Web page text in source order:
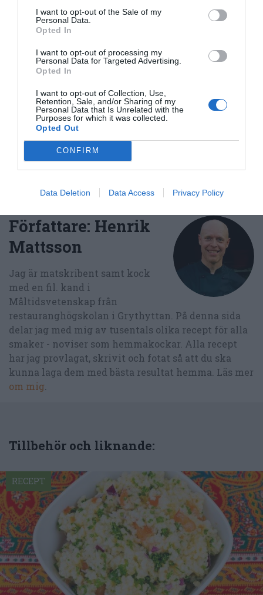
I want to opt-out of the Sale of my
Personal Data.
Opted In
I want to opt-out of processing my
Personal Data for Targeted Advertising.
Opted In
I want to opt-out of Collection, Use,
Retention, Sale, and/or Sharing of my
Personal Data that Is Unrelated with the
Purposes for which it was collected.
Opted Out
CONFIRM
Data Deletion Data Access Privacy Policy
Fest Vardag
Recept från övriga Mellanöstern
Medel:4 (70röster)
Uppskattat näringsvärde per portion:
112 kcal
Författare: Henrik
Mattsson
Jag är matskribent samt kock
med en fil. kand i
Måltidsvetenskap från
restauranghögskolan i Grythyttan. På denna sida
delar jag med mig av tusentals olika recept för alla
smaker - noviser som hemmakockar. Alla recept
har jag provlagat, skrivit och fotat så att du ska
kunna laga dem med bästa resultat hemma. Läs mer
om mig.
Tillbehör och liknande:
RECEPT